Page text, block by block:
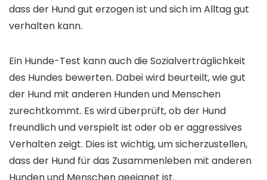
dass der Hund gut erzogen ist und sich im Alltag gut
verhalten kann.
Ein Hunde-Test kann auch die Sozialverträglichkeit
des Hundes bewerten. Dabei wird beurteilt, wie gut
der Hund mit anderen Hunden und Menschen
zurechtkommt. Es wird überprüft, ob der Hund
freundlich und verspielt ist oder ob er aggressives
Verhalten zeigt. Dies ist wichtig, um sicherzustellen,
dass der Hund für das Zusammenleben mit anderen
Hunden und Menschen geeignet ist.